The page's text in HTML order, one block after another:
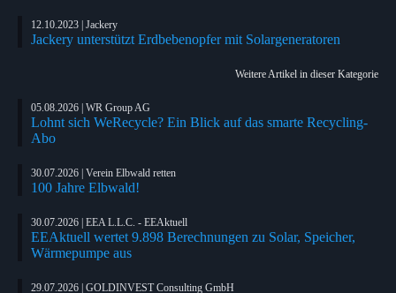
12.10.2023 | Jackery
Jackery unterstützt Erdbebenopfer mit Solargeneratoren
Weitere Artikel in dieser Kategorie
05.08.2026 | WR Group AG
Lohnt sich WeRecycle? Ein Blick auf das smarte Recycling-
Abo
30.07.2026 | Verein Elbwald retten
100 Jahre Elbwald!
30.07.2026 | EEA L.L.C. - EEAktuell
EEAktuell wertet 9.898 Berechnungen zu Solar, Speicher,
Wärmepumpe aus
29.07.2026 | GOLDINVEST Consulting GmbH